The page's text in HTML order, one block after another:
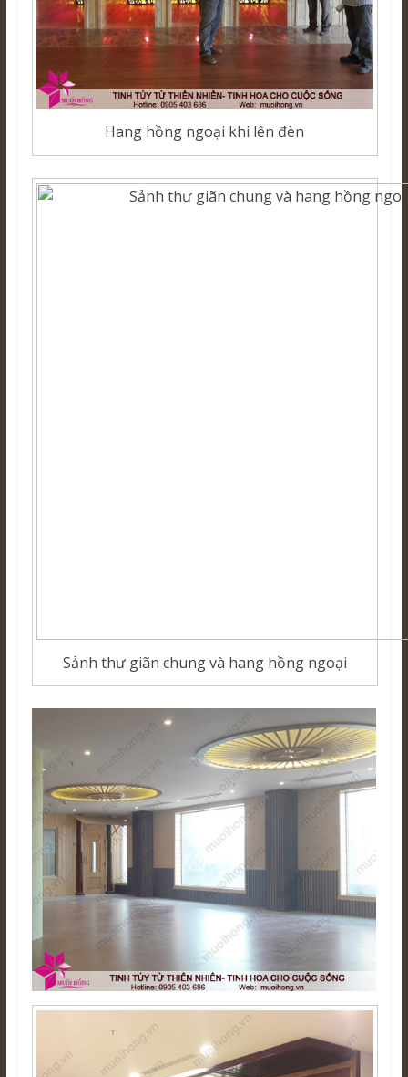
Hang hồng ngoại khi lên đèn
Sảnh thư giãn chung và hang hồng ngoại